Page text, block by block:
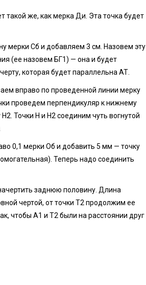
такой же, как мерка Ди. Эта точка будет
мерки Сб и добавляем 3 см. Назовем эту
(ее назовем БГ1) — она и будет
которая будет параллельна АТ.
вправо по проведенной линии мерку
проведем перпендикуляр к нижнему
Точки H и H2 соединим чуть вогнутой
0,1 мерки Об и добавить 5 мм — точку
Теперь надо соединить
заднюю половину. Длина
чертой, от точки Т2 продолжим ее
чтобы A1 и T2 были на расстоянии друг